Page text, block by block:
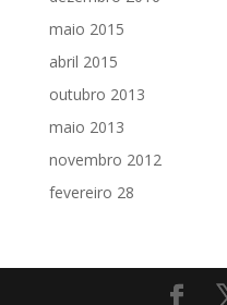
maio 2015
abril 2015
outubro 2013
maio 2013
novembro 2012
fevereiro 28